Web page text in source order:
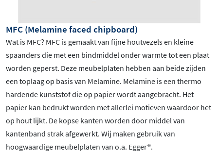
MFC (Melamine faced chipboard)
Wat is MFC? MFC is gemaakt van fijne houtvezels en kleine
spaanders die met een bindmiddel onder warmte tot een plaat
worden geperst. Deze meubelplaten hebben aan beide zijden
een toplaag op basis van Melamine. Melamine is een thermo
hardende kunststof die op papier wordt aangebracht. Het
papier kan bedrukt worden met allerlei motieven waardoor het
op hout lijkt. De kopse kanten worden door middel van
kantenband strak afgewerkt. Wij maken gebruik van
hoogwaardige meubelplaten van o.a. Egger®.